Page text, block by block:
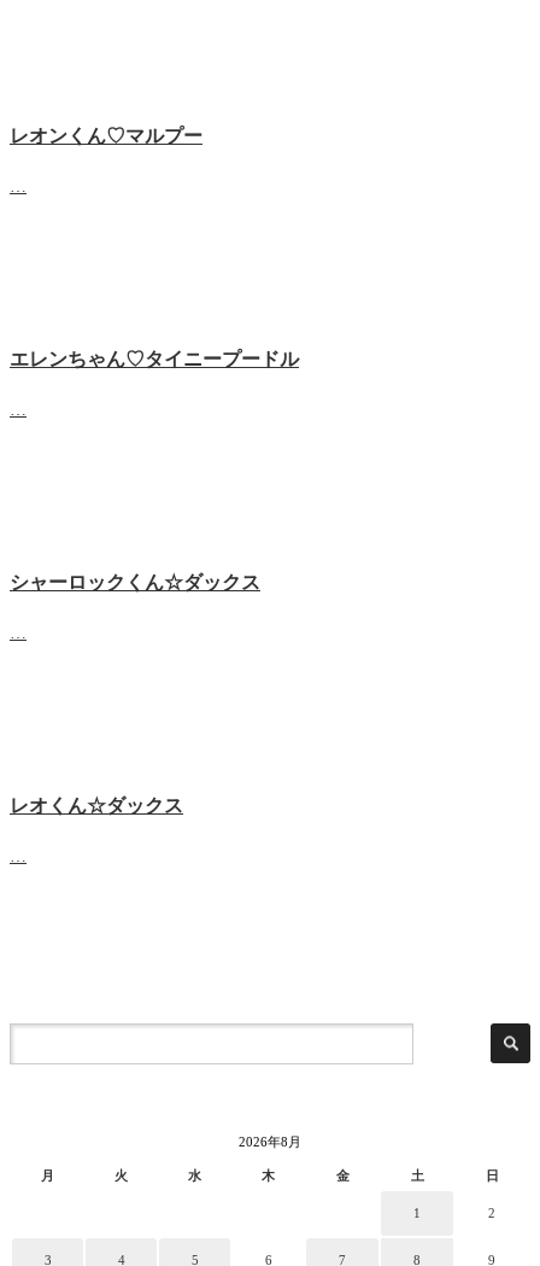
レオンくん♡マルプー
エレンちゃん♡タイニープードル
シャーロックくん☆ダックス
レオくん☆ダックス
2026年8月
月 火 水 木 金 土 日
1 2
3 4 5 6 7 8 9